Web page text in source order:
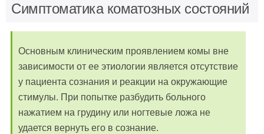
Симптоматика коматозных состояний
Основным клиническим проявлением комы вне
зависимости от ее этиологии является отсутствие
у пациента сознания и реакции на окружающие
стимулы. При попытке разбудить больного
нажатием на грудину или ногтевые ложа не
удается вернуть его в сознание.